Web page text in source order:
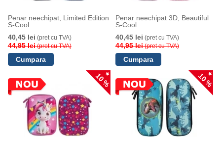
Penar neechipat, Limited Edition
S-Cool
40,45 lei (pret cu TVA)
44,95 lei(pret cu TVA)
Penar neechipat 3D, Beautiful
S-Cool
40,45 lei (pret cu TVA)
44,95 lei(pret cu TVA)
10 % 10 %